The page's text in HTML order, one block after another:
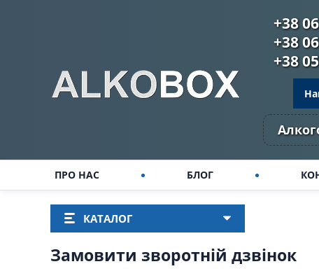
+38
+38
+38
ПРО НАС БЛОГ
КАТАЛОГ
Замовити зворотній дзвінок